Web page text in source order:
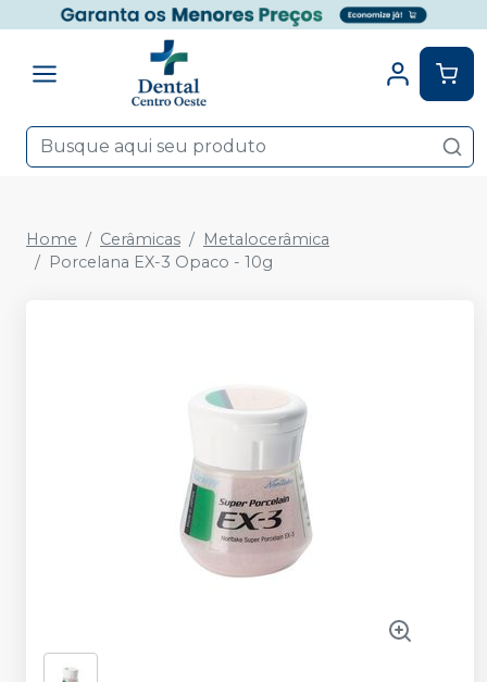
Home Cerâmicas
Metalocerâmica
Porcelana EX-3 Opaco - 10g